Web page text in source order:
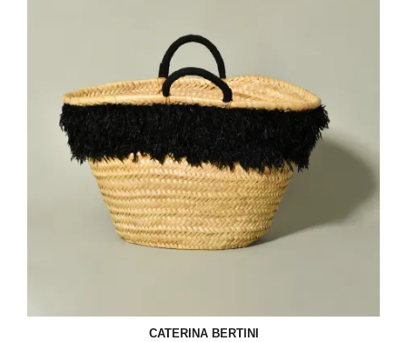
CATERINA BERTINI